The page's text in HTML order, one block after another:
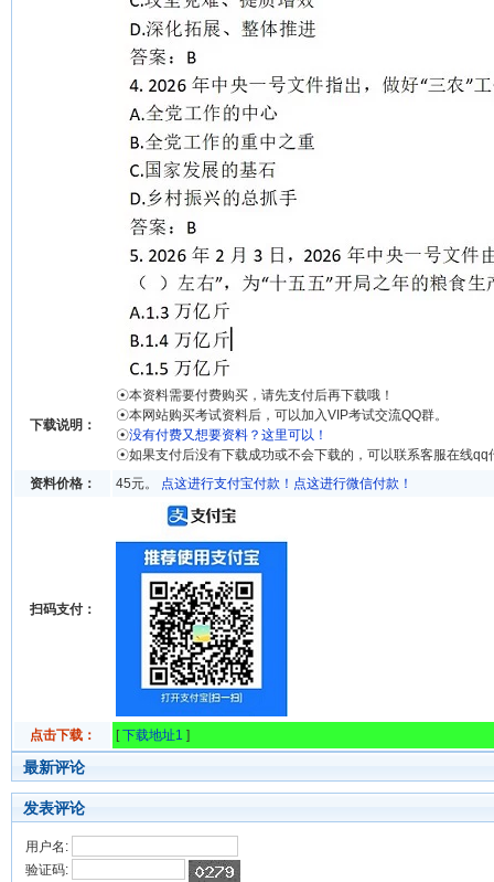
下载说明：
☉本资料需要付费购买，请先支付后再下载哦！
☉本网站购买考试资料后，可以加入VIP考试交流QQ群。
☉没有付费又想要资料？这里可以！
☉如果支付后没有下载成功或不会下载的，可以联系客服在线qq
资料价格：
45元。 点这进行支付宝付款！ 点这进行微信付款！
扫码支付：
点击下载： [下载地址1 ]
最新评论
发表评论
用户名:
验证码: